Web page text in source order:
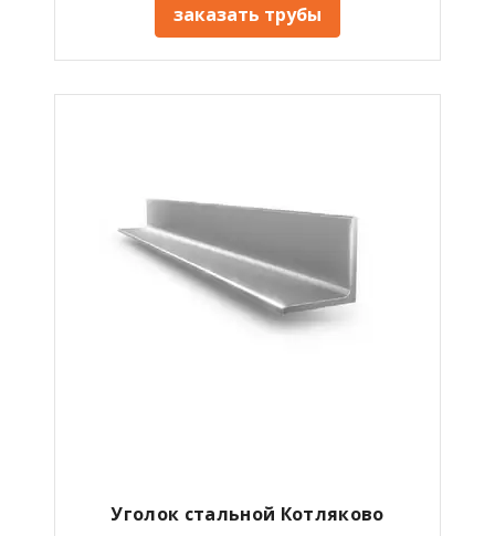
заказать трубы
Уголок стальной Котляково